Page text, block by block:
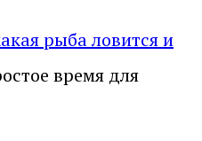
рыба ловится и
время для